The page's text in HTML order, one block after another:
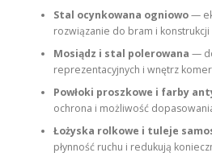
Stal ocynkowana ogniowo—
rozwiązanie do bram i konstrukcji
Mosiądz i stal polerowana —
reprezentacyjnych i wnętrz
Powłoki proszkowe i farby
ochrona i możliwość
Łożyska rolkowe i tuleje
płynność ruchu i redukują